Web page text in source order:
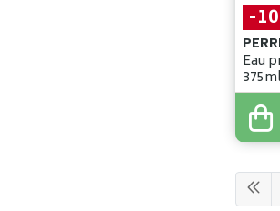
-
Eau
18,99
17,